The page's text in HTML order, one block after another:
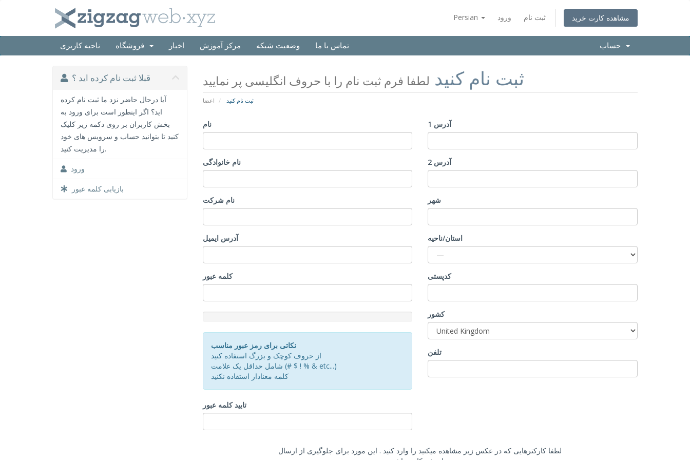
Persian ورود ثبت نام مشاهده کارت خرید
ناحیه کاربری اخبار مرکز آموزش وضعیت شبکه تماس با ما
ثبت نام کنید لطفا فرم ثبت نام را با حروف انگلیسی پر نمایید
اعضا ثبت نام کنید
قبلا ثبت نام کرده اید ؟
آیا درحال حاضر نزد ما ثبت نام کرده
اید؟ اگر اینطور است برای ورود به
بخش کاربران بر روی دکمه زیر کلیک
کنید تا بتوانید حساب و سرویس های خود
را مدیریت کنید.
ورود
بازیابی کلمه عبور
نام
نام خانوادگی
نام شرکت
آدرس ایمیل
کلمه عبور
Rating:
نکاتی برای رمز عبور مناسب
از حروف کوچک و بزرگ استفاده کنید
شامل حداقل یک علامت (# $ ! % & etc...)
کلمه معنادار استفاده نکنید
تایید کلمه عبور
آدرس 1
آدرس 2
شهر
استان/ناحیه
کدپستی
کشور
تلفن
لطفا کارکترهایی که در عکس زیر مشاهده میکنید را وارد کنید . این مورد برای جلوگیری از ارسال